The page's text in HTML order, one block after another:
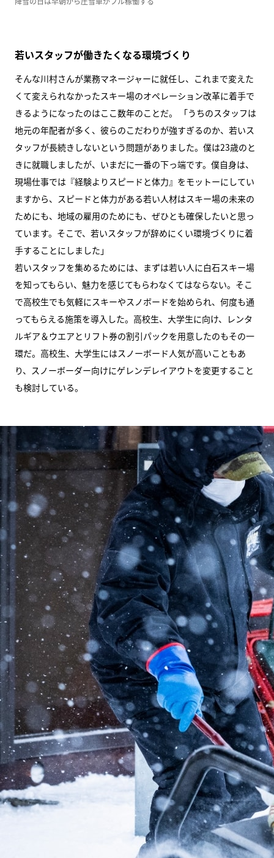
若いスタッフが働きたくなる環境づくり
そんな川村さんが業務マネージャーに就任し、これまで変えた
くて変えられなかったスキー場のオペレーション改革に着手で
きるようになったのはここ数年のことだ。 「うちのスタッフは
地元の年配者が多く、彼らのこだわりが強すぎるのか、若いス
タッフが長続きしないという問題がありました。僕は23歳のと
きに就職しましたが、いまだに一番の下っ端です。僕自身は、
現場仕事では『経験よりスピードと体力』をモットーにしてい
ますから、スピードと体力がある若い人材はスキー場の未来の
ためにも、地域の雇用のためにも、ぜひとも確保したいと思っ
ています。そこで、若いスタッフが辞めにくい環境づくりに着
手することにしました」
若いスタッフを集めるためには、まずは若い人に白石スキー場
を知ってもらい、魅力を感じてもらわなくてはならない。そこ
で高校生でも気軽にスキーやスノボードを始められ、何度も通
ってもらえる施策を導入した。高校生、大学生に向け、レンタ
ルギア＆ウエアとリフト券の割引パックを用意したのもその一
環だ。高校生、大学生にはスノーボード人気が高いこともあ
り、スノーボーダー向けにゲレンデレイアウトを変更すること
も検討している。